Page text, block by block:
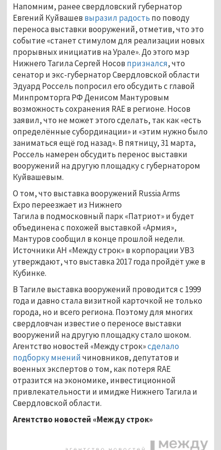
Напомним, ранее свердловский губернатор
Евгений Куйвашев выразил радость по поводу
переноса выставки вооружений, отметив, что это
событие «станет стимулом для реализации новых
прорывных инициатив на Урале». До этого мэр
Нижнего Тагила Сергей Носов признался, что
сенатор и экс-губернатор Свердловской области
Эдуард Россель попросил его обсудить с главой
Минпромторга РФ Денисом Мантуровым
возможность сохранения RAE в регионе. Носов
заявил, что не может этого сделать, так как «есть
определённые субординации» и «этим нужно было
заниматься ещё год назад». В пятницу, 31 марта,
Россель намерен обсудить перенос выставки
вооружений на другую площадку с губернатором
Куйвашевым.
О том, что выставка вооружений Russia Arms
Expo переезжает из Нижнего
Тагила в подмосковный парк «Патриот» и будет
объединена с похожей выставкой «Армия»,
Мантуров сообщил в конце прошлой недели.
Источники АН «Между строк» в корпорации УВЗ
утверждают, что выставка 2017 года пройдёт уже в
Кубинке.
В Тагиле выставка вооружений проводится с 1999
года и давно стала визитной карточкой не только
города, но и всего региона. Поэтому для многих
свердловчан известие о переносе выставки
вооружений на другую площадку стало шоком.
Агентство новостей «Между строк»сделало
подборку мненийчиновников, депутатов и
военных экспертов о том, как потеря RAE
отразится на экономике, инвестиционной
привлекательности и имидже Нижнего Тагила и
Свердловской области.
Агентство новостей «Между строк»